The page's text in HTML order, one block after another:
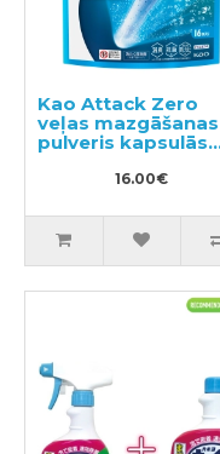
Kao Attack Zero
veļas mazgāšanas
pulveris kapsulās
16.00€